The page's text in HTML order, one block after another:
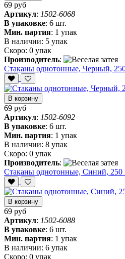
69 руб
Артикул: 1502-6068
В упаковке: 6 шт.
Мин. партия: 1 упак
В наличии: 5 упак
Скоро: 0 упак
Производитель:
Стаканы однотонные, Черный,
В корзину
69 руб
Артикул: 1502-6092
В упаковке: 6 шт.
Мин. партия: 1 упак
В наличии: 8 упак
Скоро: 0 упак
Производитель:
Стаканы однотонные, Синий, 250
В корзину
69 руб
Артикул: 1502-6088
В упаковке: 6 шт.
Мин. партия: 1 упак
В наличии: 6 упак
Скоро: 0 упак